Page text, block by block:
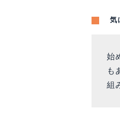
気
始
も
組